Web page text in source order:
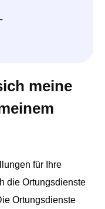
meine
für Ihre
die Ortungsdienste
Ortungsdienste